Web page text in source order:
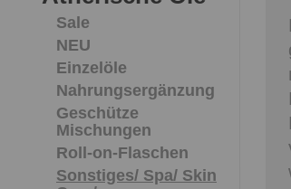
Sale
NEU
Einzelöle
Nahrungsergänzung
Geschütze
Mischungen
Roll-on-Flaschen
Sonstiges/ Spa/ Skin